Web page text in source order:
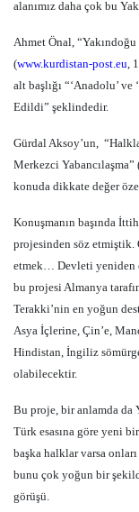
alanımız daha çok bu
Ahmet Önal, “Yakındoğu
(www.kurdistan-post.eu,
alt başlığı “‘Anadolu’
Edildi” şeklindedir.
Gürdal Aksoy’un,
Merkezci Yabancılaşma”
konuda dikkate değer
Konuşmanın başında
projesinden söz etmiştik.
etmek… Devleti yeniden
bu projesi Almanya
Terakki’nin en yoğun
Asya İçlerine, Çin’e,
Hindistan, İngiliz
olabilecektir.
Bu proje, bir anlamda da
Türk esasına göre yeni
başka halklar varsa
bunu çok yoğun bir
görüşü.